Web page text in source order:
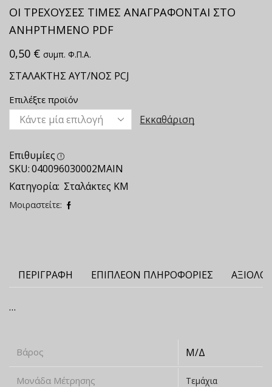
ΟΙ ΤΡΕΧΟΥΣΕΣ ΤΙΜΕΣ ΑΝΑΓΡΑΦΟΝΤΑΙ ΣΤΟ
ΑΝΗΡΤΗΜΕΝΟ PDF
0,50 € συμπ. Φ.Π.Α.
ΣΤΑΛΑΚΤΗΣ ΑΥΤ/ΝΟΣ PCJ
Επιλέξτε προϊόν
Εκκαθάριση
Επιθυμίες
SKU:040096030002ΜΑΙΝ
Κατηγορία: Σταλάκτες ΚΜ
Μοιραστείτε:
ΠΕΡΙΓΡΑΦΉ ΕΠΙΠΛΈΟΝ ΠΛΗΡΟΦΟΡΊΕΣ
…
Βάρος Μ/Δ
Μονάδα Μέτρησης Τεμάχια